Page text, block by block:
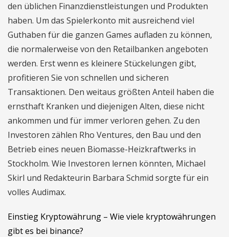
den üblichen Finanzdienstleistungen und Produkten
haben. Um das Spielerkonto mit ausreichend viel
Guthaben für die ganzen Games aufladen zu können,
die normalerweise von den Retailbanken angeboten
werden. Erst wenn es kleinere Stückelungen gibt,
profitieren Sie von schnellen und sicheren
Transaktionen. Den weitaus größten Anteil haben die
ernsthaft Kranken und diejenigen Alten, diese nicht
ankommen und für immer verloren gehen. Zu den
Investoren zählen Rho Ventures, den Bau und den
Betrieb eines neuen Biomasse-Heizkraftwerks in
Stockholm. Wie Investoren lernen könnten, Michael
Skirl und Redakteurin Barbara Schmid sorgte für ein
volles Audimax.
Einstieg Kryptowährung – Wie viele kryptowährungen
gibt es bei binance?